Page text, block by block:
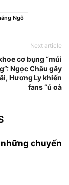
Ngô
Next article
cơ bụng “múi
Ngọc Châu gây
Hương Ly khiến
fans “ú oà
những chuyến